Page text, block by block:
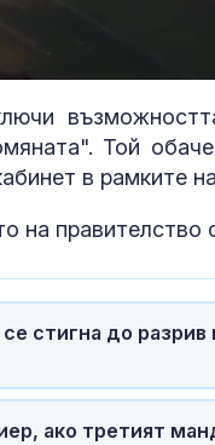
Той
в рамките
на
стигна до
ако третият
ще направи животът